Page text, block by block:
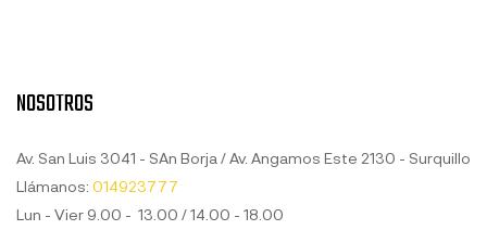
NOSOTROS
Av. San Luis 3041 - SAn Borja / Av. Angamos Este 2130 - Surquillo
Llámanos: 014923777
Lun - Vier 9.00 - 13.00 / 14.00 - 18.00